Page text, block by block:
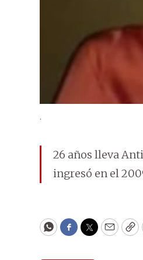
.
26 años lleva
ingresó en el
WhatsApp
Facebook
Twitter
Email